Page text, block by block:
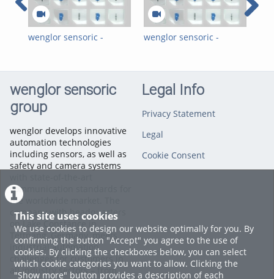
This site uses cookies
We use cookies to design our website optimally for you. By
confirming the button "Accept" you agree to the use of
cookies. By clicking the checkboxes below, you can select
which cookie categories you want to allow. Clicking the
"Show more" button provides a description of each
www.wenglor.com
Categories: Applications,
Customer References,
wenglor sensoric -
Image Video EN
wenglor sensoric -
Verkaufs-/Produktimage
Video DE
wenglor sensoric
group
wenglor develops innovative
automation technologies
including sensors, as well as
safety and camera systems
communication standards for
the worldwide market. The
company with headquarters
on Lake Constance in
Tettnang, Germany, meets
industrial automation
challenges for customers in
all industry sectors – from
Legal Info
Privacy Statement
Legal
Cookie Consent